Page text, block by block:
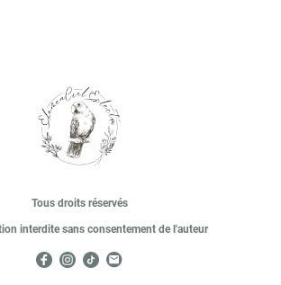
Tous droits réservés
interdite sans consentement de l'auteur